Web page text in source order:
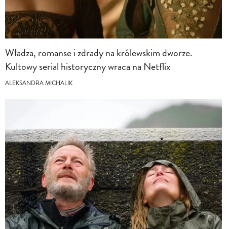
Władza, romanse i zdrady na królewskim dworze.
Kultowy serial historyczny wraca na Netflix
ALEKSANDRA MICHALIK